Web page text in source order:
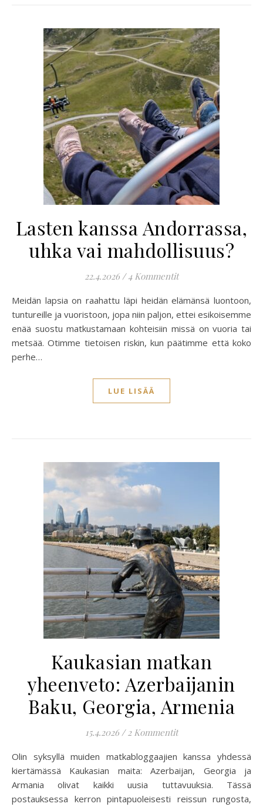
Lasten kanssa Andorrassa,
uhka vai mahdollisuus?
22.4.2026 / 4 Kommentit
Meidän lapsia on raahattu läpi heidän elämänsä luontoon,
tuntureille ja vuoristoon, jopa niin paljon, ettei esikoisemme
enää suostu matkustamaan kohteisiin missä on vuoria tai
metsää. Otimme tietoisen riskin, kun päätimme että koko
perhe…
LUE LISÄÄ
Kaukasian matkan
yheenveto: Azerbaijanin
Baku, Georgia, Armenia
15.4.2026 / 2 Kommentit
Olin syksyllä muiden matkabloggaajien kanssa yhdessä
kiertämässä Kaukasian maita: Azerbaijan, Georgia ja
Armania olivat kaikki uusia tuttavuuksia. Tässä
postauksessa kerron pintapuoleisesti reissun rungosta,